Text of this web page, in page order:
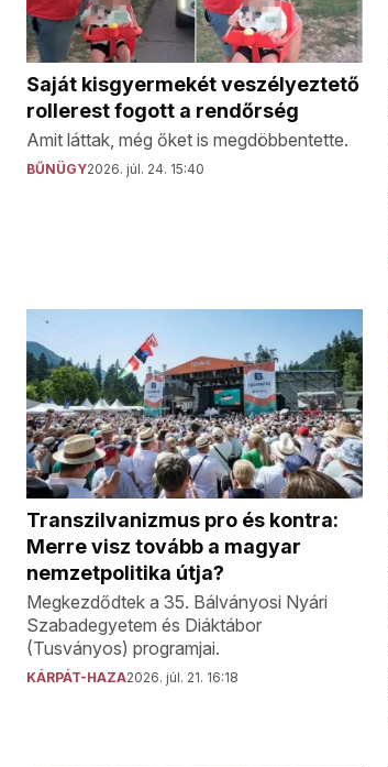
Saját kisgyermekét veszélyeztető
rollerest fogott a rendőrség
Amit láttak, még őket is megdöbbentette.
BŰNÜGY2026. júl. 24. 15:40
Transzilvanizmus pro és kontra:
Merre visz tovább a magyar
nemzetpolitika útja?
Megkezdődtek a 35. Bálványosi Nyári
Szabadegyetem és Diáktábor
(Tusványos) programjai.
KÁRPÁT-HAZA2026. júl. 21. 16:18